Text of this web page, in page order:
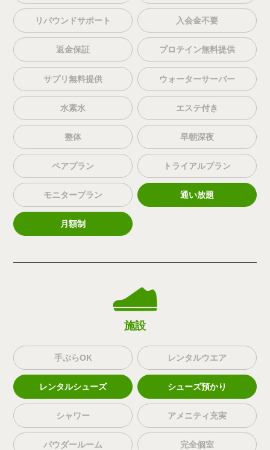
リバウンドサポート 入会金不要
返金保証 プロテイン無料提供
サプリ無料提供 ウォーターサーバー
水素水 エステ付き
整体 早朝深夜
ペアプラン トライアルプラン
モニタープラン 通い放題
月額制
施設
手ぶらOK レンタルウエア
レンタルシューズ シューズ預かり
シャワー アメニティ充実
パウダールーム 完全個室